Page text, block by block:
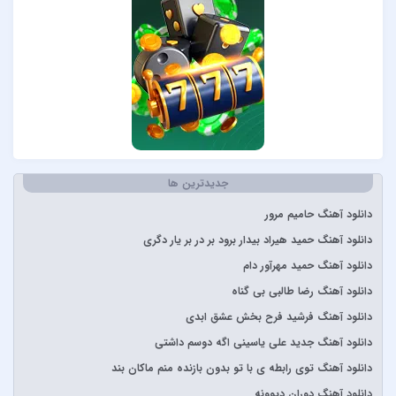
آرتا و آرون
آرتا و پارسالیپ
آرش AP
آرش و ساسی
آرمان گرشاسبی
آرمین زارعی
آرون افشار
آصف آریا
آیتوکان
جدیدترین ها
دانلود آهنگ حامیم مرور
دانلود آهنگ حمید هیراد بیدار برود بر در بر یار دگری
دانلود آهنگ حمید مهرآور دام
دانلود آهنگ رضا طالبی بی گناه
دانلود آهنگ فرشید فرح بخش عشق ابدی
دانلود آهنگ جدید علی یاسینی اگه دوسم داشتی
دانلود آهنگ توی رابطه ی با تو بدون بازنده منم ماکان بند